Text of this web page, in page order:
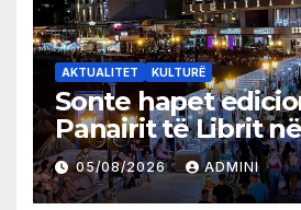
AKTUALITET KULTURË
Sonte hapet
Panairit të Librit
05/08/2026 ADMINI